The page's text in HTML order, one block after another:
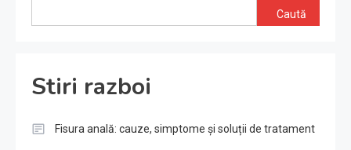
Caută
Stiri razboi
Fisura anală: cauze, simptome și soluții de tratament